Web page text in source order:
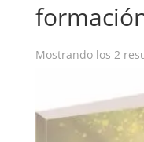
Mostrando los 2